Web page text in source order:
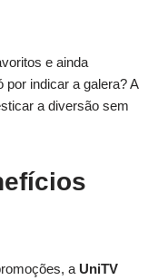
e ainda
indicar a galera? A
a diversão sem
a UniTV